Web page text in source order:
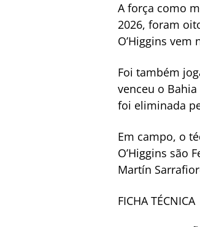
A força como
2026, foram
O’Higgins
Foi também
venceu o
foi eliminada
Em campo, o
O’Higgins são
Martín
FICHA TÉCNICA